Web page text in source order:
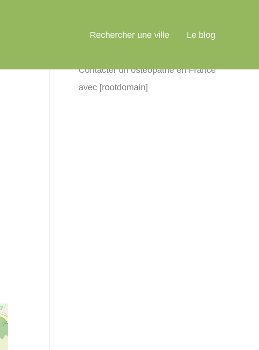
Rechercher une ville Le blog
Contacter un ostéopathe en France
avec [rootdomain]